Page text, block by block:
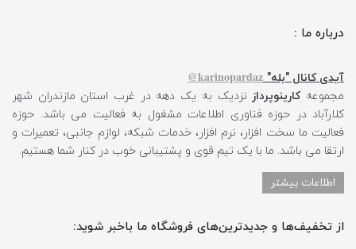
درباره ما :
آیدی کانال "بله" karinopardaz@
مجموعهکارینوپرداز نزدیک به یک دهه در غرب استان مازندران شهر
کلارآباد در حوزه فناوری اطلاعات مشغول به فعالیت می باشد. حوزه
فعالیت ما سخت افزار، نرم افزار، خدمات شبکه، لوازم جانبی، تعمیرات و
ارتقا می باشد. ما با یک تیم قوی و پشتیبانی خوب در کنار شما هستیم.
اطلاعات بیشتر
از تخفیف‌ها و جدیدترین‌های فروشگاه ما باخبر شوید: